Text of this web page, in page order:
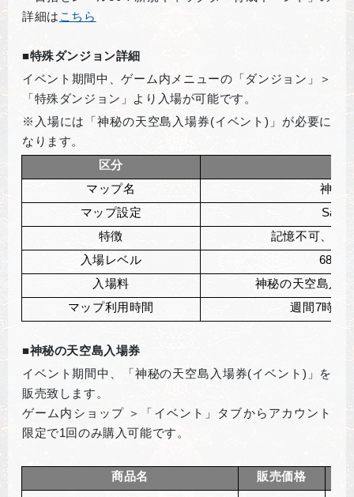
詳細は こちら
■特殊ダンジョン詳細
イベント期間中、ゲーム内メニューの「ダンジョン」＞
「特殊ダンジョン」より入場が可能です。
※入場には「神秘の天空島入場券(イベント)」が必要に
なります。
区分
マップ名
神秘
マップ設定
特徴
記憶不可、テ
入場レベル
68
入場料
神秘の天空島入
マップ利用時間
週間7時間
■神秘の天空島入場券
イベント期間中、「神秘の天空島入場券(イベント)」を
販売致します。
ゲーム内ショップ ＞「イベント」タブからアカウント
限定で1回のみ購入可能です。
商品名 販売価格